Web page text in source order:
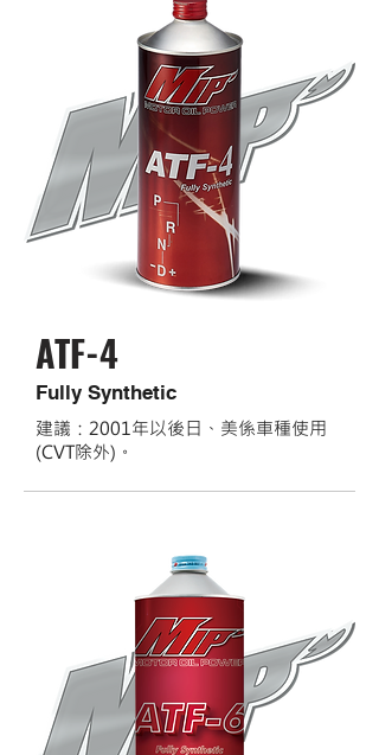
ATF-4
Fully Synthetic
建議：2001年以後日、美係車種使用
(CVT除外)。